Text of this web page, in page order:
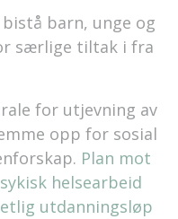
barn, unge og
særlige tiltak i fra
for utjevning av
opp for sosial
Plan mot
helsearbeid
utdanningsløp